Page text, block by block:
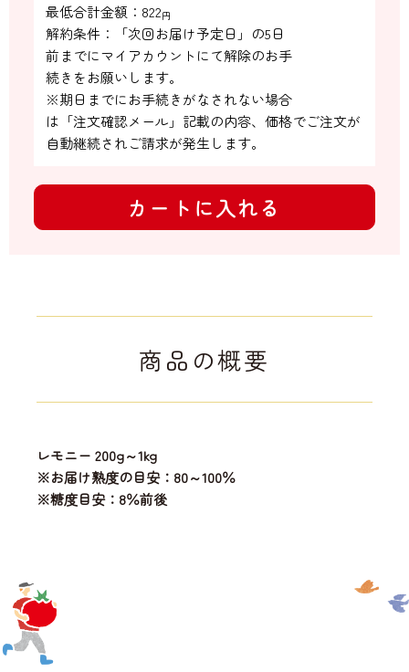
最低合計金額： 822円
解約条件：「次回お届け予定日」の5日
前までにマイアカウントにて解除のお手
続きをお願いします。
※期日までにお手続きがなされない場合
は「注文確認メール」記載の内容、価格でご注文が
自動継続されご請求が発生します。
カートに入れる
商品の概要
レモニー 200g～1kg
※お届け熟度の目安：80～100％
※糖度目安：8％前後